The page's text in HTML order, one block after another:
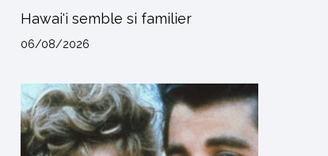
Hawai'i semble si familier
06/08/2026